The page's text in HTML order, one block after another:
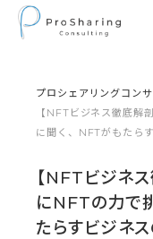
プロシェアリングコン
【NFTビジネス徹底解
に聞く、NFTがもたら
【NFTビジネ
にNFTの力で
たらすビジネ